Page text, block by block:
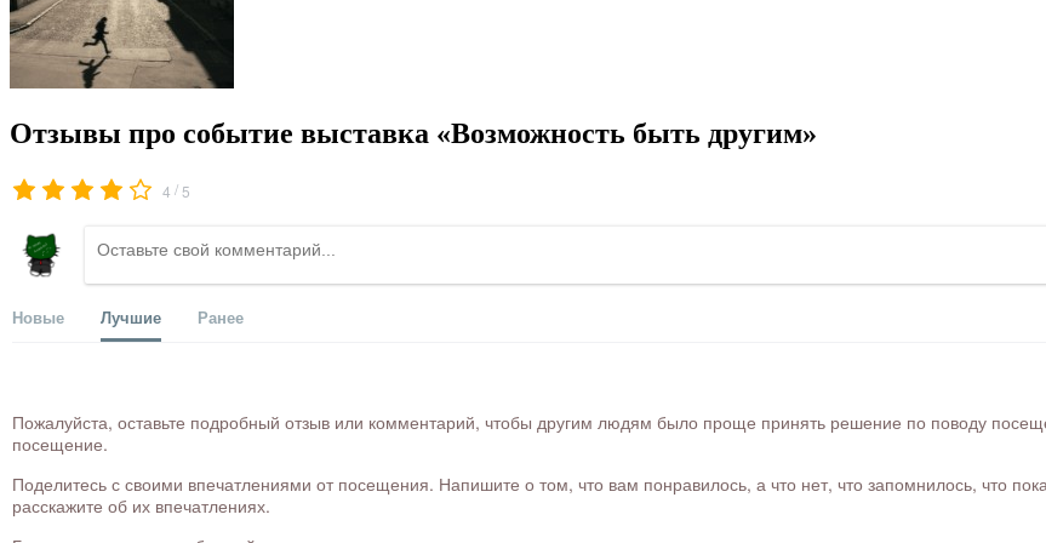
Отзывы про событие выставка «Возможность быть другим»
4 / 5
Новые Лучшие Ранее
Пожалуйста, оставьте подробный отзыв или комментарий, чтобы другим людям было проще принять решение по поводу
посещение.
Поделитесь с своими впечатлениями от посещения. Напишите о том, что вам понравилось, а что нет, что запомнилось, что
расскажите об их впечатлениях.